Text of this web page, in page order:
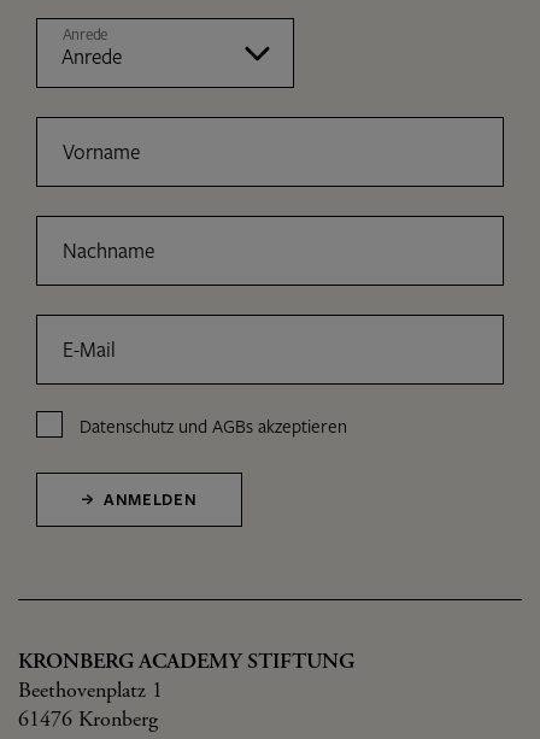
Anrede
Vorname
Nachname
E-Mail
Datenschutz undAGBs akzeptieren
ANMELDEN
KRONBERG ACADEMY STIFTUNG
Beethovenplatz 1
61476 Kronberg